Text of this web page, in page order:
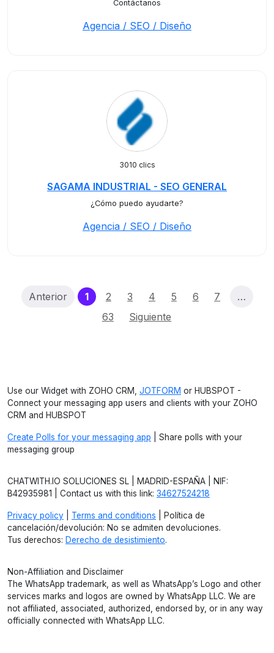
Contáctanos
Agencia / SEO / Diseño
3010 clics
SAGAMA INDUSTRIAL - SEO GENERAL
¿Cómo puedo ayudarte?
Agencia / SEO / Diseño
Anterior 1(current)
2 3 4 5 6 7
…
63
Siguiente
Use our Widget with ZOHO CRM, JOTFORM or HUBSPOT -
Connect your messaging app users and clients with your ZOHO
CRM and HUBSPOT
Create Polls for your messaging app | Share polls with your
messaging group
CHATWITH.IO SOLUCIONES SL | MADRID-ESPAÑA | NIF:
B42935981 | Contact us with this link: 34627524218
Privacy policy Terms and conditions | Política de
cancelación/devolución: No se admiten devoluciones.
Tus derechos: Derecho de desistimiento.
Non-Affiliation and Disclaimer
The WhatsApp trademark, as well as WhatsApp’s Logo and other
services marks and logos are owned by WhatsApp LLC. We are
not affiliated, associated, authorized, endorsed by, or in any way
officially connected with WhatsApp LLC.